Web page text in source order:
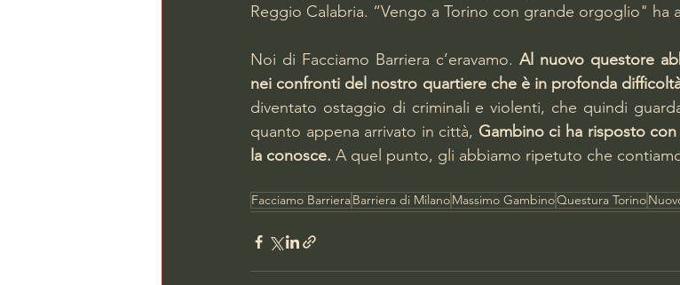
Reggio Calabria. “Vengo a Torino con grande orgoglio" ha
Noi di Facciamo Barriera c’eravamo. Al nuovo questore
nei confronti del nostro quartiere che è in profonda
diventato ostaggio di criminali e violenti, che quindi
quanto appena arrivato in città, Gambino ci ha risposto
la conosce. A quel punto, gli abbiamo ripetuto che
Facciamo BarrieraBarriera di MilanoMassimo GambinoQuestura Torino